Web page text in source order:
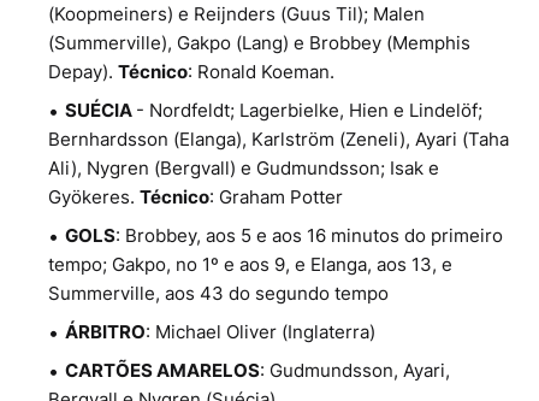
(Koopmeiners) e Reijnders (Guus Til); Malen
(Summerville), Gakpo (Lang) e Brobbey (Memphis
Depay). Técnico: Ronald Koeman.
SUÉCIA - Nordfeldt; Lagerbielke, Hien e Lindelöf;
Bernhardsson (Elanga), Karlström (Zeneli), Ayari (Taha
Ali), Nygren (Bergvall) e Gudmundsson; Isak e
Gyökeres. Técnico: Graham Potter
GOLS: Brobbey, aos 5 e aos 16 minutos do primeiro
tempo; Gakpo, no 1º e aos 9, e Elanga, aos 13, e
Summerville, aos 43 do segundo tempo
ÁRBITRO: Michael Oliver (Inglaterra)
CARTÕES AMARELOS: Gudmundsson, Ayari,